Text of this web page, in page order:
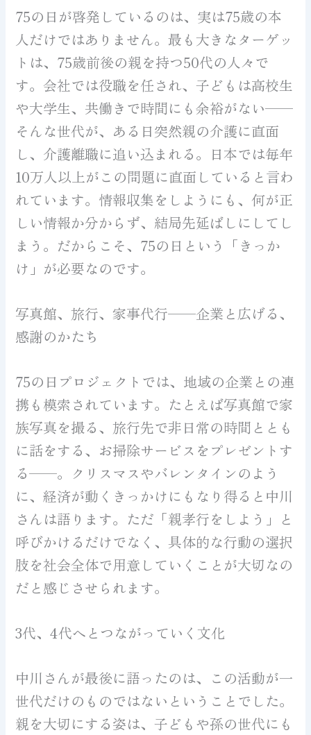
75の日が啓発しているのは、実は75歳の本
人だけではありません。最も大きなターゲッ
トは、75歳前後の親を持つ50代の人々で
す。会社では役職を任され、子どもは高校生
や大学生、共働きで時間にも余裕がない——
そんな世代が、ある日突然親の介護に直面
し、介護離職に追い込まれる。日本では毎年
10万人以上がこの問題に直面していると言わ
れています。情報収集をしようにも、何が正
しい情報か分からず、結局先延ばしにしてし
まう。だからこそ、75の日という「きっか
け」が必要なのです。
写真館、旅行、家事代行——企業と広げる、
感謝のかたち
75の日プロジェクトでは、地域の企業との連
携も模索されています。たとえば写真館で家
族写真を撮る、旅行先で非日常の時間ととも
に話をする、お掃除サービスをプレゼントす
る——。クリスマスやバレンタインのよう
に、経済が動くきっかけにもなり得ると中川
さんは語ります。ただ「親孝行をしよう」と
呼びかけるだけでなく、具体的な行動の選択
肢を社会全体で用意していくことが大切なの
だと感じさせられます。
3代、4代へとつながっていく文化
中川さんが最後に語ったのは、この活動が一
世代だけのものではないということでした。
親を大切にする姿は、子どもや孫の世代にも